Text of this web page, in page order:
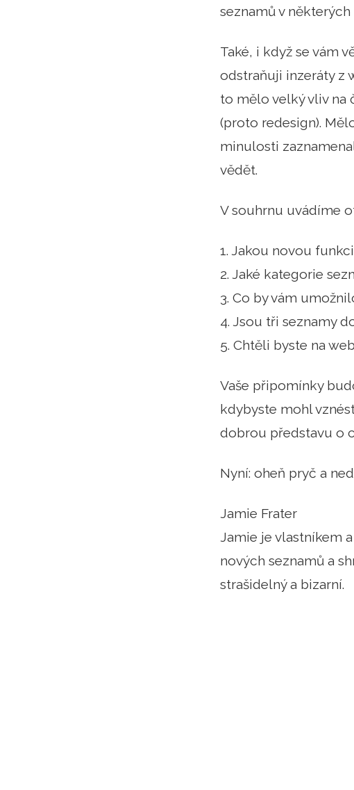
seznamů v
Také, i když se vám
odstraňuji inzeráty z
to mělo velký vliv na
(proto redesign).
minulosti
vědět.
V souhrnu uvádíme
1. Jakou novou
2. Jaké kategorie
3. Co by vám
4. Jsou tři seznamy
5. Chtěli byste na
Vaše připomínky
kdybyste mohl
dobrou představu o
Nyní: oheň pryč a
Jamie Frater
Jamie je vlastníkem
nových seznamů a
strašidelný a bizarní.